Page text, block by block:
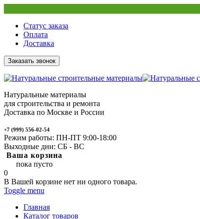
Статус заказа
Оплата
Доставка
Заказать звонок
Натуральные материалы
для строительства и ремонта
Доставка по Москве и России
+7 (999) 556-02-54
Режим работы: ПН-ПТ 9:00-18:00
Выходные дни: СБ - ВС
Ваша корзина
пока пусто
0
В Вашей корзине нет ни одного товара.
Toggle menu
Главная
Каталог товаров